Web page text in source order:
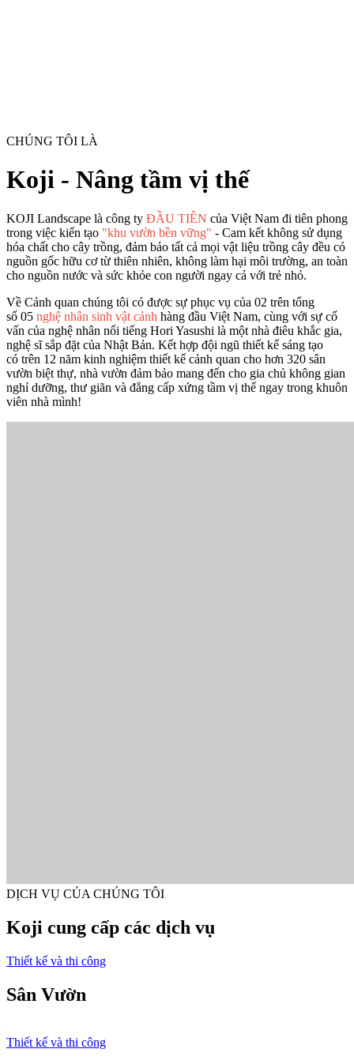
CHÚNG TÔI LÀ
Koji - Nâng tầm vị thế
KOJI Landscape là công ty ĐẦU TIÊN của Việt Nam đi tiên phong
trong việc kiến tạo "khu vườn bền vững" - Cam kết không sử dụng
hóa chất cho cây trồng, đảm bảo tất cả mọi vật liệu trồng cây đều có
nguồn gốc hữu cơ từ thiên nhiên, không làm hại môi trường, an toàn
cho nguồn nước và sức khỏe con người ngay cả với trẻ nhỏ.
Về Cảnh quan chúng tôi có được sự phục vụ của 02 trên tổng
số 05 nghệ nhân sinh vật cảnh hàng đầu Việt Nam, cùng với sự cố
vấn của nghệ nhân nổi tiếng Hori Yasushi là một nhà điêu khắc gia,
nghệ sĩ sắp đặt của Nhật Bản. Kết hợp đội ngũ thiết kế sáng tạo
có trên 12 năm kinh nghiệm thiết kế cảnh quan cho hơn 320 sân
vườn biệt thự, nhà vườn đảm bảo mang đến cho gia chủ không gian
nghỉ dưỡng, thư giãn và đẳng cấp xứng tầm vị thế ngay trong khuôn
viên nhà mình!
DỊCH VỤ CỦA CHÚNG TÔI
Koji cung cấp các dịch vụ
Thiết kế và thi công
Sân Vườn
Thiết kế và thi công